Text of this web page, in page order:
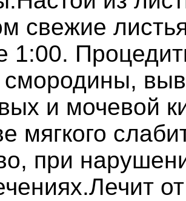
свежие
1:00.
и мочевой
мягкого
при